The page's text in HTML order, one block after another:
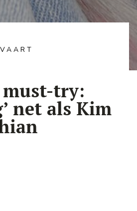
must-try:
net als Kim